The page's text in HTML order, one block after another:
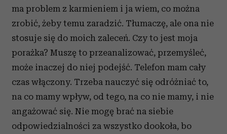
ma problem z karmieniem i ja wiem, co można
zrobić, żeby temu zaradzić. Tłumaczę, ale ona nie
stosuje się do moich zaleceń. Czy to jest moja
porażka? Muszę to przeanalizować, przemyśleć,
może inaczej do niej podejść. Telefon mam cały
czas włączony. Trzeba nauczyć się odróżniać to,
na co mamy wpływ, od tego, na co nie mamy, i nie
angażować się. Nie mogę brać na siebie
odpowiedzialności za wszystko dookoła, bo